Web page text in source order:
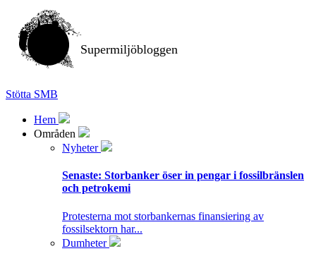
Supermiljöbloggen
Stötta SMB
Hem
Områden
Nyheter
Senaste: Storbanker öser in pengar i fossilbränslen
och petrokemi
Protesterna mot storbankernas finansiering av
fossilsektorn har...
Dumheter